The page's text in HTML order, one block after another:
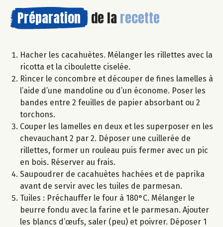
Préparation de la recette
Hacher les cacahuètes. Mélanger les rillettes avec la
ricotta et la ciboulette ciselée.
Rincer le concombre et découper de fines lamelles à
l’aide d’une mandoline ou d’un économe. Poser les
bandes entre 2 feuilles de papier absorbant ou 2
torchons.
Couper les lamelles en deux et les superposer en les
chevauchant 2 par 2. Déposer une cuillerée de
rillettes, former un rouleau puis fermer avec un pic
en bois. Réserver au frais.
Saupoudrer de cacahuètes hachées et de paprika
avant de servir avec les tuiles de parmesan.
Tuiles : Préchauffer le four à 180°C. Mélanger le
beurre fondu avec la farine et le parmesan. Ajouter
les blancs d’œufs, saler (peu) et poivrer. Déposer 1